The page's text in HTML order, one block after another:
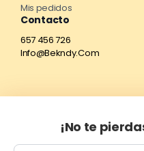
Mis pedidos
Contacto
657 456 726
Info@Bekndy.Com
¡No te